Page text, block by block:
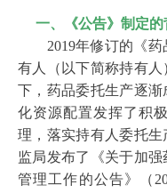
化药品生产、检验记录
明确与持有人质量管
责；质量协议中应当明
相关的管理制度、操作
托生产活动相关的场所
术规范以及持有人质量
（七）受托生产企
程序，按照风险管理原
一、《公告》制定的
2019年修订的《药
有人（以下简称持有
下，药品委托生产逐
化资源配置发挥了积
理，落实持有人委托生
监局发布了《关于加
管理工作的公告》（